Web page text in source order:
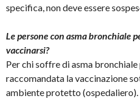
specifica, non deve essere
Le persone con asma bronchiale
vaccinarsi?
Per chi soffre di asma
raccomandata la vaccinazione
ambiente protetto (ospedaliero).